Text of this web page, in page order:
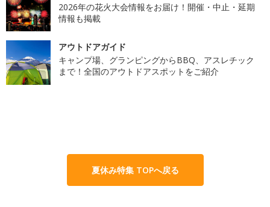
2026年の花火大会情報をお届け！開催・中止・延期
情報も掲載
アウトドアガイド
キャンプ場、グランピングからBBQ、アスレチック
まで！全国のアウトドアスポットをご紹介
夏休み特集 TOPへ戻る